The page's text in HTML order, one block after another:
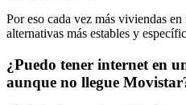
Por eso cada vez más viviendas
alternativas más estables y
¿Puedo tener internet en
aunque no llegue